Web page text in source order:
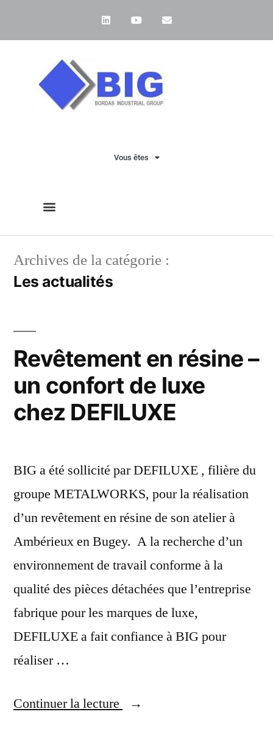
Vous êtes
Archives de la catégorie :
Les actualités
Revêtement en résine –
un confort de luxe
chez DEFILUXE
BIG a été sollicité par DEFILUXE , filière du
groupe METALWORKS, pour la réalisation
d’un revêtement en résine de son atelier à
Ambérieux en Bugey. A la recherche d’un
environnement de travail conforme à la
qualité des pièces détachées que l’entreprise
fabrique pour les marques de luxe,
DEFILUXE a fait confiance à BIG pour
réaliser …
Continuer la lecture